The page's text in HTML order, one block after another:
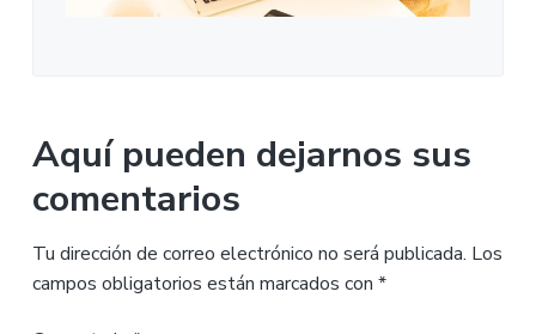
Aquí pueden dejarnos sus
comentarios
Tu dirección de correo electrónico no será publicada. Los
campos obligatorios están marcados con *